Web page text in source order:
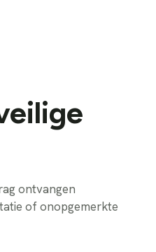
ontvangen
of onopgemerkte